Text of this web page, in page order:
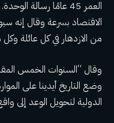
العمر 45 عامًا
الاقتصاد بسرعة وقال إنه
من الازدهار في كل عائلة وكل
وقال “السنوات الخمس
وضع التاريخ أيدينا على
الدولية لتحويل الوعد إلى